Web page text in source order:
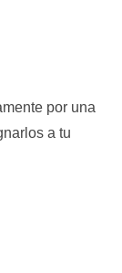
por una
a tu